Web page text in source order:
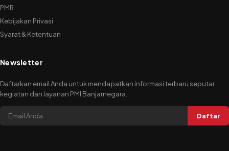
PMR
Kebijakan Privasi
Syarat & Ketentuan
Newsletter
Daftarkan email Anda untuk mendapatkan informasi terbaru seputar
kegiatan dan layanan PMI Banjarnegara.
Daftar